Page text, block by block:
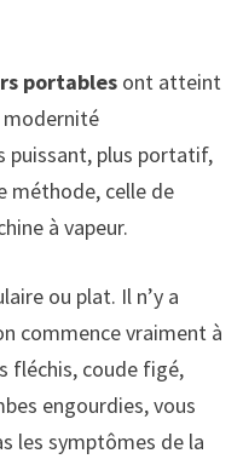
portablesont atteint
modernité
puissant, plus portatif,
méthode, celle de
à vapeur.
ou plat. Il n’y a
commence vraiment à
fléchis, coude figé,
engourdies, vous
les symptômes de la